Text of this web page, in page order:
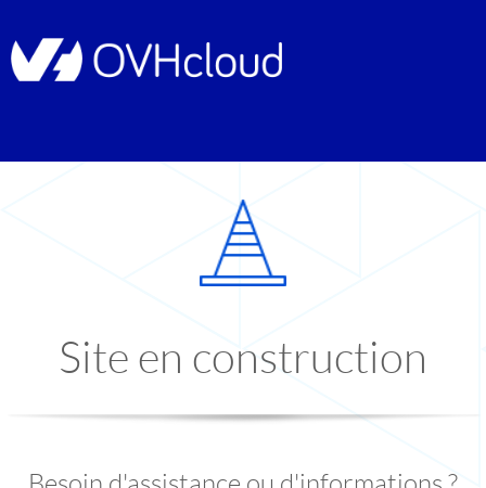
Site en construction